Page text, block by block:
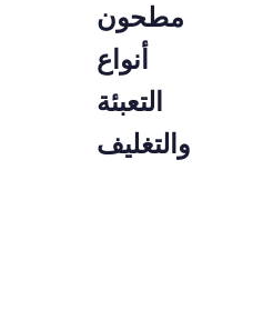
مطحون
أنواع
التعبئة
والتغليف